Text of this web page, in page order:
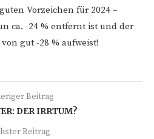
Vorzeichen für 2024 –
ca. -24 % entfernt ist und der
gut -28 % aufweist!
Beitrag
DER IRRTUM?
Beitrag